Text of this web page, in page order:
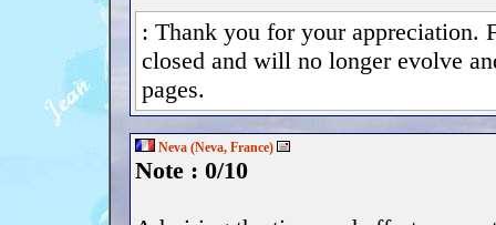
: Thank you for your appreciation.
closed and will no longer evolve
pages.
Neva (Neva, France)
Note : 0/10